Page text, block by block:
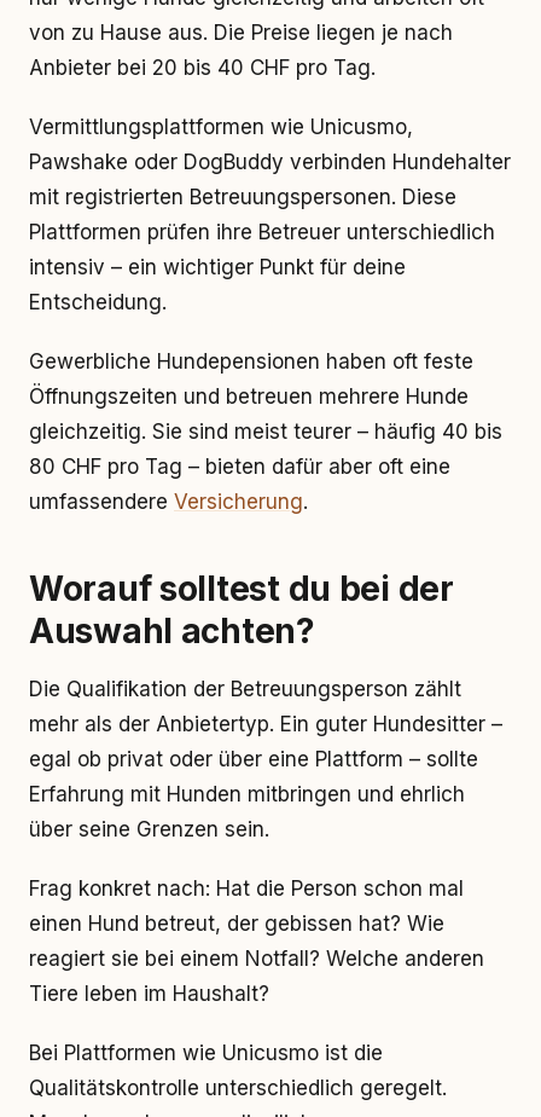
von zu Hause aus. Die Preise liegen je nach
Anbieter bei 20 bis 40 CHF pro Tag.
Vermittlungsplattformen wie Unicusmo,
Pawshake oder DogBuddy verbinden Hundehalter
mit registrierten Betreuungspersonen. Diese
Plattformen prüfen ihre Betreuer unterschiedlich
intensiv – ein wichtiger Punkt für deine
Entscheidung.
Gewerbliche Hundepensionen haben oft feste
Öffnungszeiten und betreuen mehrere Hunde
gleichzeitig. Sie sind meist teurer – häufig 40 bis
80 CHF pro Tag – bieten dafür aber oft eine
umfassendere Versicherung.
Worauf solltest du bei der
Auswahl achten?
Die Qualifikation der Betreuungsperson zählt
mehr als der Anbietertyp. Ein guter Hundesitter –
egal ob privat oder über eine Plattform – sollte
Erfahrung mit Hunden mitbringen und ehrlich
über seine Grenzen sein.
Frag konkret nach: Hat die Person schon mal
einen Hund betreut, der gebissen hat? Wie
reagiert sie bei einem Notfall? Welche anderen
Tiere leben im Haushalt?
Bei Plattformen wie Unicusmo ist die
Qualitätskontrolle unterschiedlich geregelt.